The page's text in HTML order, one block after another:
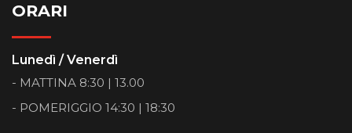
ORARI
Lunedì / Venerdì
- MATTINA 8:30 | 13.00
- POMERIGGIO 14:30 | 18:30